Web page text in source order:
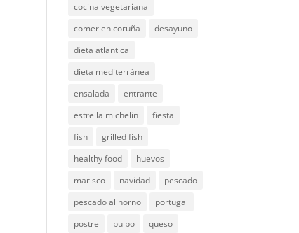
cocina vegetariana
comer en coruña
desayuno
dieta atlantica
dieta mediterránea
ensalada
entrante
estrella michelin
fiesta
fish
grilled fish
healthy food
huevos
marisco
navidad
pescado
pescado al horno
portugal
postre
pulpo
queso